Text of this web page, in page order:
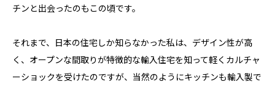
チンと出会ったのもこの頃です。
それまで、日本の住宅しか知らなかった私は、デザイン性が高
く、オープンな間取りが特徴的な輸入住宅を知って軽くカルチャ
ーショックを受けたのですが、当然のようにキッチンも輸入製で